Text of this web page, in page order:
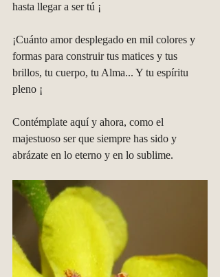
hasta llegar a ser tú ¡
¡Cuánto amor desplegado en mil colores y
formas para construir tus matices y tus
brillos, tu cuerpo, tu Alma... Y tu espíritu
pleno ¡
Contémplate aquí y ahora, como el
majestuoso ser que siempre has sido y
abrázate en lo eterno y en lo sublime.